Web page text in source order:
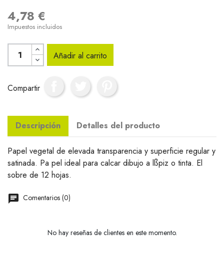
4,78 €
Impuestos incluidos
Añadir al carrito
Compartir
Descripción Detalles del producto
Papel vegetal de elevada transparencia y superficie regular y
satinada. Pa pel ideal para calcar dibujo a lßpiz o tinta. El
sobre de 12 hojas.
Comentarios (0)
No hay reseñas de clientes en este momento.